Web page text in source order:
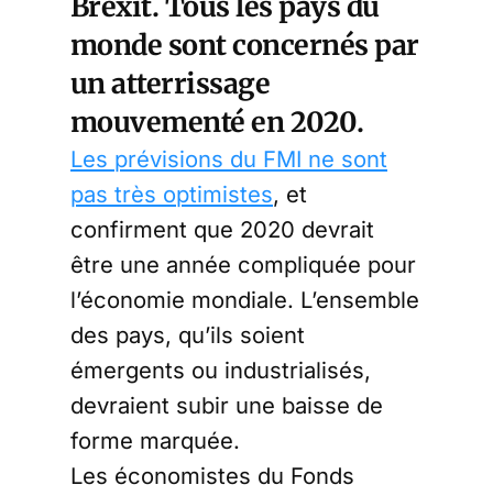
monde sont concernés par
un atterrissage
mouvementé en 2020.
Les prévisions du FMI ne sont
pas très optimistes, et
confirment que 2020 devrait
être une année compliquée pour
l’économie mondiale. L’ensemble
des pays, qu’ils soient
émergents ou industrialisés,
devraient subir une baisse de
forme marquée.
Les économistes du Fonds